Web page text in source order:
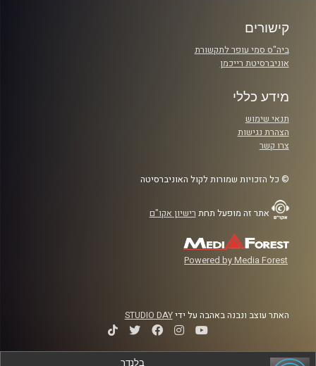
קישורים
ביה"ס סמי עופר לתקשורת
אוניברסיטת רייכמן
מידע כללי
תנאי שימוש
הצהרת נגישות
צרו קשר
© כל הזכויות שמורות לקול האוניברסיטה
אתר זה מופעל תחת רישיון אקו"ם
Powered by Media Forest
האתר עוצב ונבנה באהבה על ידיSTUDIO DAY
בלנדר